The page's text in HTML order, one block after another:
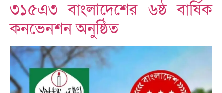
৩১৫এ৩ বাংলাদেশের ৬ষ্ঠ বার্ষিক
কনভেনশন অনুষ্ঠিত